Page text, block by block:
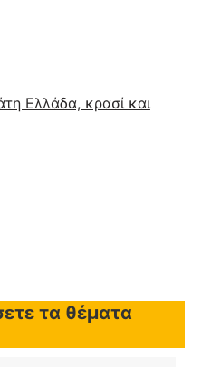
Ελλάδα, κρασί και
τα θέματα